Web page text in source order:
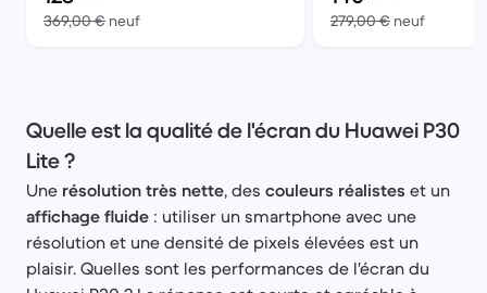
369,00 € neufcontre 369,00 € neuf 279,00 € neufcontre
Quelle est la qualité de l'écran du Huawei P30
Lite ?
Une résolution très nette, des couleurs réalistes et un
affichage fluide : utiliser un smartphone avec une
résolution et une densité de pixels élevées est un
plaisir. Quelles sont les performances de l'écran du